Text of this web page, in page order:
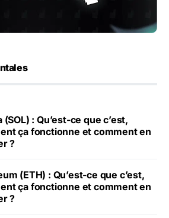
(SOL) : Qu’est-ce que c’est,
ça fonctionne et comment en
?
(ETH) : Qu’est-ce que c’est,
ça fonctionne et comment en
?